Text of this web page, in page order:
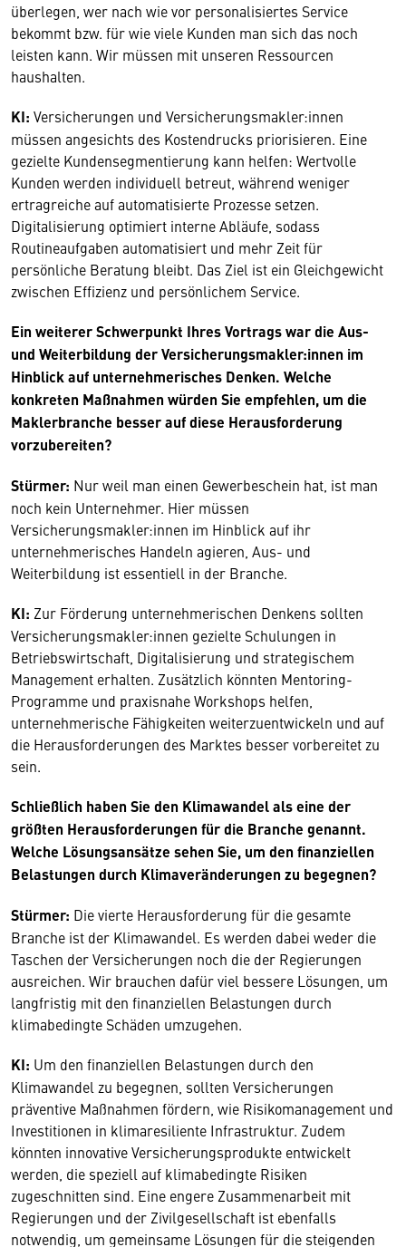
überlegen, wer nach wie vor personalisiertes Service
bekommt bzw. für wie viele Kunden man sich das noch
leisten kann. Wir müssen mit unseren Ressourcen
haushalten.
KI: Versicherungen und Versicherungsmakler:innen
müssen angesichts des Kostendrucks priorisieren. Eine
gezielte Kundensegmentierung kann helfen: Wertvolle
Kunden werden individuell betreut, während weniger
ertragreiche auf automatisierte Prozesse setzen.
Digitalisierung optimiert interne Abläufe, sodass
Routineaufgaben automatisiert und mehr Zeit für
persönliche Beratung bleibt. Das Ziel ist ein Gleichgewicht
zwischen Effizienz und persönlichem Service.
Ein weiterer Schwerpunkt Ihres Vortrags war die Aus-
und Weiterbildung der Versicherungsmakler:innen im
Hinblick auf unternehmerisches Denken. Welche
konkreten Maßnahmen würden Sie empfehlen, um die
Maklerbranche besser auf diese Herausforderung
vorzubereiten?
Stürmer: Nur weil man einen Gewerbeschein hat, ist man
noch kein Unternehmer. Hier müssen
Versicherungsmakler:innen im Hinblick auf ihr
unternehmerisches Handeln agieren, Aus- und
Weiterbildung ist essentiell in der Branche.
KI: Zur Förderung unternehmerischen Denkens sollten
Versicherungsmakler:innen gezielte Schulungen in
Betriebswirtschaft, Digitalisierung und strategischem
Management erhalten. Zusätzlich könnten Mentoring-
Programme und praxisnahe Workshops helfen,
unternehmerische Fähigkeiten weiterzuentwickeln und auf
die Herausforderungen des Marktes besser vorbereitet zu
sein.
Schließlich haben Sie den Klimawandel als eine der
größten Herausforderungen für die Branche genannt.
Welche Lösungsansätze sehen Sie, um den finanziellen
Belastungen durch Klimaveränderungen zu begegnen?
Stürmer: Die vierte Herausforderung für die gesamte
Branche ist der Klimawandel. Es werden dabei weder die
Taschen der Versicherungen noch die der Regierungen
ausreichen. Wir brauchen dafür viel bessere Lösungen, um
langfristig mit den finanziellen Belastungen durch
klimabedingte Schäden umzugehen.
KI: Um den finanziellen Belastungen durch den
Klimawandel zu begegnen, sollten Versicherungen
präventive Maßnahmen fördern, wie Risikomanagement und
Investitionen in klimaresiliente Infrastruktur. Zudem
könnten innovative Versicherungsprodukte entwickelt
werden, die speziell auf klimabedingte Risiken
zugeschnitten sind. Eine engere Zusammenarbeit mit
Regierungen und der Zivilgesellschaft ist ebenfalls
notwendig, um gemeinsame Lösungen für die steigenden